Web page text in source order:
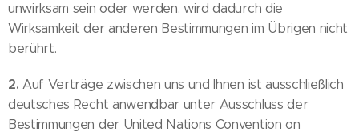
unwirksam sein oder werden, wird dadurch die
Wirksamkeit der anderen Bestimmungen im Übrigen nicht
berührt.
2. Auf Verträge zwischen uns und Ihnen ist ausschließlich
deutsches Recht anwendbar unter Ausschluss der
Bestimmungen der United Nations Convention on